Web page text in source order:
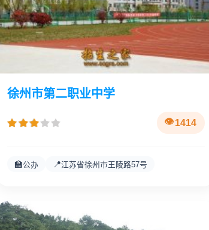
徐州市第二职业中学
1414
🏫公办 📍江苏省徐州市王陵路57号